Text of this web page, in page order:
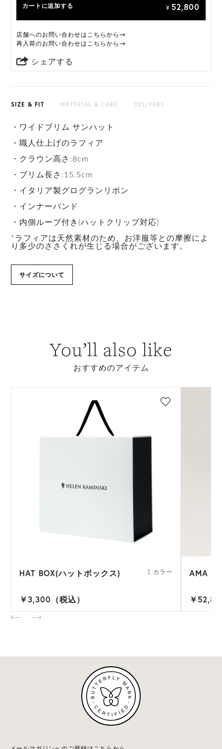
カートに追加する ¥ 52,800
店舗へのお問い合わせはこちらから→
再入荷のお問い合わせはこちらから→
シェアする
SIZE & FIT MATERIAL & CARE DELIVERY
・ワイドブリム サンハット
・職人仕上げのラフィア
・クラウン高さ:8cm
・ブリム長さ:15.5cm
・イタリア製グログランリボン
・インナーバンド
・内側ループ付き(ハットクリップ対応)
*ラフィアは天然素材のため、お洋服等との摩擦によ
り多少のささくれが生じる場合がございます。
サイズについて
You’ll also like
おすすめのアイテム
HAT BOX(ハットボックス) 1 カラー
￥3,300（税込）
AMA
￥